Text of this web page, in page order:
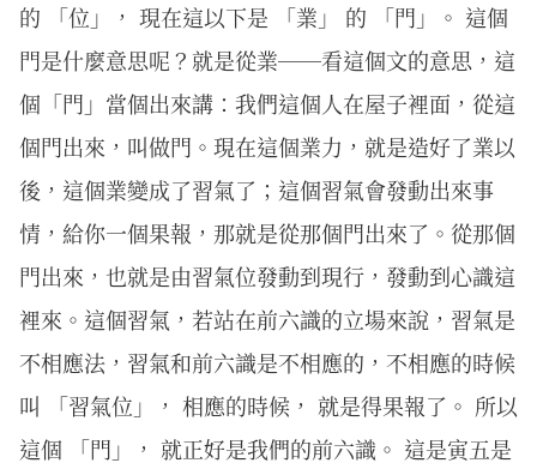
的 「位」， 現在這以下是 「業」 的 「門」。 這個
門是什麼意思呢？就是從業──看這個文的意思，這
個「門」當個出來講：我們這個人在屋子裡面，從這
個門出來，叫做門。現在這個業力，就是造好了業以
後，這個業變成了習氣了；這個習氣會發動出來事
情，給你一個果報，那就是從那個門出來了。從那個
門出來，也就是由習氣位發動到現行，發動到心識這
裡來。這個習氣，若站在前六識的立場來說，習氣是
不相應法，習氣和前六識是不相應的，不相應的時候
叫 「習氣位」， 相應的時候， 就是得果報了。 所以
這個 「門」， 就正好是我們的前六識。 這是寅五是